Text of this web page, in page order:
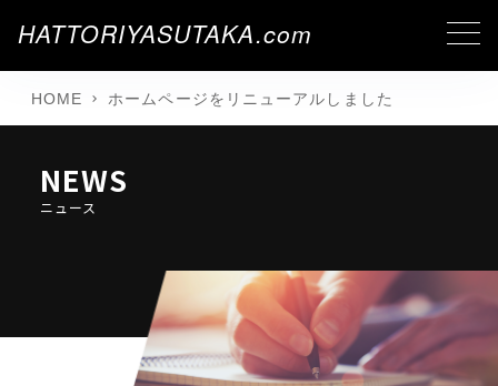
HATTORIYASUTAKA.com
HOME ホームページをリニューアルしました
NEWS
ニュース